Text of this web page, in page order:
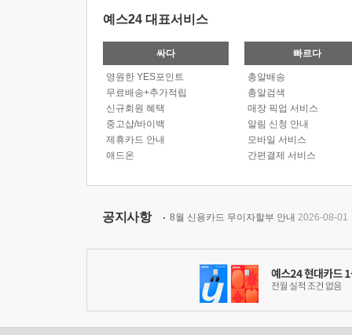
예스24 대표서비스
싸다
영원한 YES포인트
무료배송+추가적립
신규회원 혜택
중고샵/바이백
제휴카드 안내
애드온
빠르다
총알배송
총알검색
매장 픽업 서비스
알림 신청 안내
모바일 서비스
간편결제 서비스
공지사항 8월 신용카드 무이자할부 안내 2026-08-01